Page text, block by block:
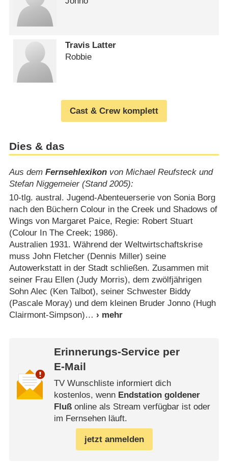
Travis Latter
Robbie
Cast & Crew komplett
Dies & das
Aus dem Fernsehlexikonvon Michael Reufsteck und
Stefan Niggemeier (Stand 2005):
10-tlg. austral. Jugend-Abenteuerserie von Sonia Borg
nach den Büchern Colour in the Creek und Shadows of
Wings von Margaret Paice, Regie: Robert Stuart
(Colour In The Creek; 1986).
Australien 1931. Während der Weltwirtschaftskrise
muss John Fletcher (Dennis Miller) seine
Autowerkstatt in der Stadt schließen. Zusammen mit
seiner Frau Ellen (Judy Morris), dem zwölfjährigen
Sohn Alec (Ken Talbot), seiner Schwester Biddy
(Pascale Moray) und dem kleinen Bruder Jonno (Hugh
Clairmont-Simpson)
Erinnerungs-Service per
E-Mail
TV Wunschliste informiert dich
kostenlos, wenn Endstation goldener
Flußonline als Stream verfügbar ist oder
im Fernsehen läuft.
jetzt anmelden